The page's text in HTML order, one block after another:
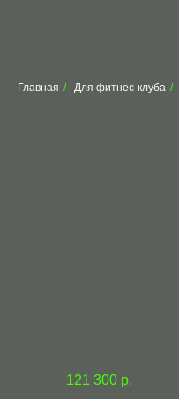
Главная / Для фитнес-клуба /
121 300 р.